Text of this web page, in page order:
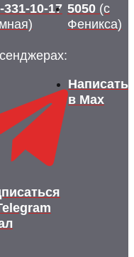
331-10-17 5050 (с
Феникса)
Написать
в Max